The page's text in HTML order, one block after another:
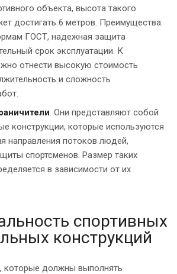
объекта, высота такого
достигать 6 метров. Преимущества:
ГОСТ, надежная защита
срок эксплуатации. К
отнести высокую стоимость
и сложность
. Они представляют собой
конструкции, которые используются
направления потоков людей,
спортсменов. Размер таких
в зависимости от их
спортивных
конструкций
которые должны выполнять